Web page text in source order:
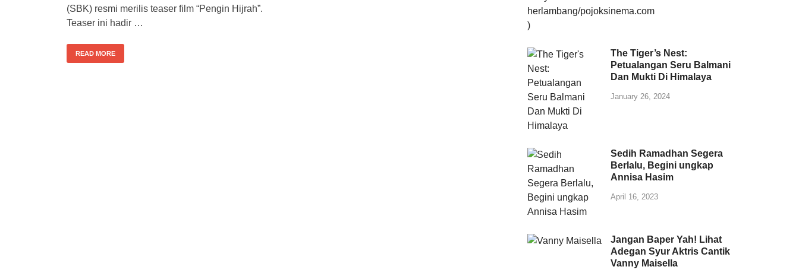
(SBK) resmi merilis teaser film “Pengin Hijrah”.
Teaser ini hadir …
READ MORE
The Tiger’s Nest:
Petualangan Seru Balmani
Dan Mukti Di Himalaya
January 26, 2024
Sedih Ramadhan Segera
Berlalu, Begini ungkap
Annisa Hasim
April 16, 2023
Jangan Baper Yah! Lihat
Adegan Syur Aktris Cantik
Vanny Maisella